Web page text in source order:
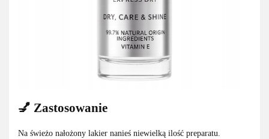
💅 Zastosowanie
Na świeżo nałożony lakier nanieś niewielką ilość preparatu.